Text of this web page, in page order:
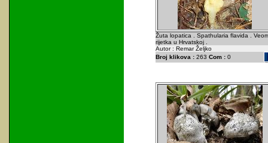
Žuta lopatica . Spathularia flavida .
rijetka u Hrvatskoj .
Autor : Remar Željko
Broj klikova :263 Com :0